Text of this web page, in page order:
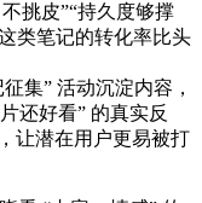
挑皮”“持久度够撑
类笔记的转化率比头
集” 活动沉淀内容，
还好看” 的真实反
让潜在用户更易被打